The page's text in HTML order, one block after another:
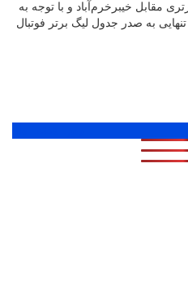
مقابل خیبرخرم‌آباد و با توجه به
به صدر جدول لیگ برتر فوتبال